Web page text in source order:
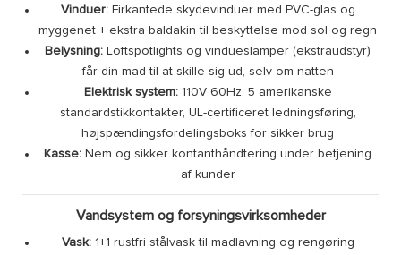
Vinduer:Firkantede skydevinduer med PVC-glas og
myggenet + ekstra baldakin til beskyttelse mod sol og regn
Belysning: Loftspotlights og vindueslamper (ekstraudstyr)
får din mad til at skille sig ud, selv om natten
Elektrisk system:110V 60Hz, 5 amerikanske
standardstikkontakter, UL-certificeret ledningsføring,
højspændingsfordelingsboks for sikker brug
Kasse: Nem og sikker kontanthåndtering under betjening
af kunder
Vandsystem og forsyningsvirksomheder
Vask:1+1 rustfri stålvask til madlavning og rengøring